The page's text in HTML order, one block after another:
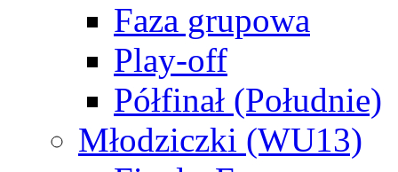
Faza grupowa
Play-off
Półfinał (Południe)
Młodziczki (WU13)